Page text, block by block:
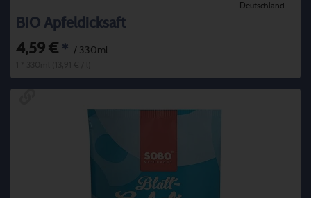
Deutschland
BIO Apfeldicksaft
4,59 € * / 330ml